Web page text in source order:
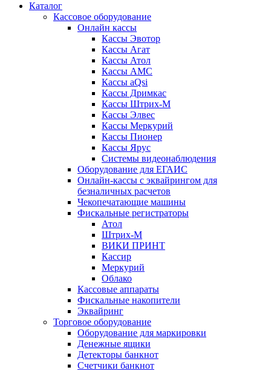
Каталог
Кассовое оборудование
Онлайн кассы
Кассы Эвотор
Кассы Агат
Кассы Атол
Кассы АМС
Кассы aQsi
Кассы Дримкас
Кассы Штрих-М
Кассы Элвес
Кассы Меркурий
Кассы Пионер
Кассы Ярус
Системы видеонаблюдения
Оборудование для ЕГАИС
Онлайн-кассы с эквайрингом для
безналичных расчетов
Чекопечатающие машины
Фискальные регистраторы
Атол
Штрих-М
ВИКИ ПРИНТ
Кассир
Меркурий
Облако
Кассовые аппараты
Фискальные накопители
Эквайринг
Торговое оборудование
Оборудование для маркировки
Денежные ящики
Детекторы банкнот
Счетчики банкнот